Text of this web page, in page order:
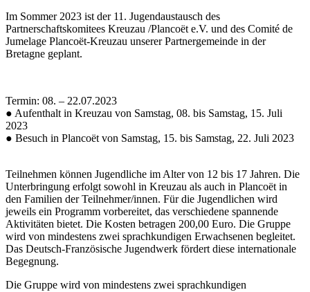
Im Sommer 2023 ist der 11. Jugendaustausch des
Partnerschaftskomitees Kreuzau /Plancoët e.V. und des Comité de
Jumelage Plancoët-Kreuzau unserer Partnergemeinde in der
Bretagne geplant.
Termin: 08. – 22.07.2023
● Aufenthalt in Kreuzau von Samstag, 08. bis Samstag, 15. Juli
2023
● Besuch in Plancoët von Samstag, 15. bis Samstag, 22. Juli 2023
Teilnehmen können Jugendliche im Alter von 12 bis 17 Jahren. Die
Unterbringung erfolgt sowohl in Kreuzau als auch in Plancoët in
den Familien der Teilnehmer/innen. Für die Jugendlichen wird
jeweils ein Programm vorbereitet, das verschiedene spannende
Aktivitäten bietet. Die Kosten betragen 200,00 Euro. Die Gruppe
wird von mindestens zwei sprachkundigen Erwachsenen begleitet.
Das Deutsch-Französische Jugendwerk fördert diese internationale
Begegnung.
Die Gruppe wird von mindestens zwei sprachkundigen